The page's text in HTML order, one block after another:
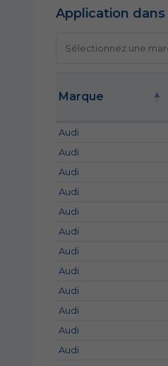
Application
Marque
Audi
Audi
Audi
Audi
Audi
Audi
Audi
Audi
Audi
Audi
Audi
Audi